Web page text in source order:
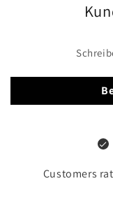
Customers